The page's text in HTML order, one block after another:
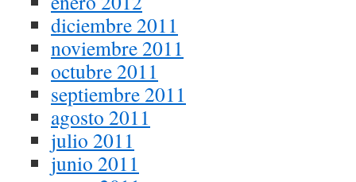
diciembre 2011
noviembre 2011
octubre 2011
septiembre 2011
agosto 2011
julio 2011
junio 2011